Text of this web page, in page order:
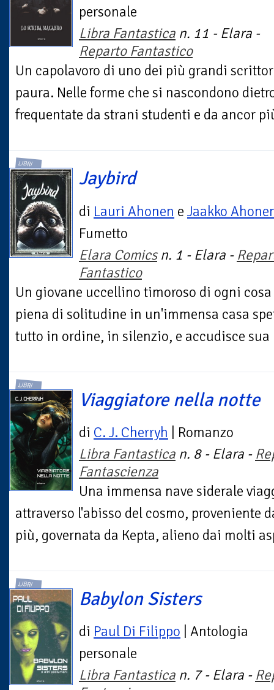
personale
Libra Fantastica n. 11 - Elara -
Reparto Fantastico
Un capolavoro di uno dei più grandi
paura. Nelle forme che si nascondono
frequentate da strani studenti e da ancor
LIBRI
Jaybird
di Lauri Ahonen e Jaakko
Fumetto
Elara Comicsn. 1 - Elara -
Fantastico
Un giovane uccellino timoroso di ogni
piena di solitudine in un'immensa casa
tutto in ordine, in silenzio, e accudisce sua
LIBRI
Viaggiatore nella notte
di C. J. Cherryh | Romanzo
Libra Fantastica n. 8 - Elara -
Fantascienza
Una immensa nave siderale
attraverso l'abisso del cosmo, proveniente
più, governata da Kepta, alieno dai molti
LIBRI
Babylon Sisters
di Paul Di Filippo | Antologia
personale
Libra Fantastica n. 7 - Elara -